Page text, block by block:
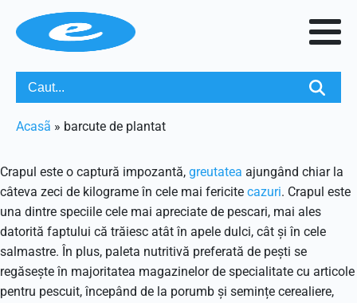
Acasã » barcute de plantat
Crapul este o captură impozantă, greutatea ajungând chiar la
câteva zeci de kilograme în cele mai fericite cazuri. Crapul este
una dintre speciile cele mai apreciate de pescari, mai ales
datorită faptului că trăiesc atât în apele dulci, cât și în cele
salmastre. În plus, paleta nutritivă preferată de pești se
regăsește în majoritatea magazinelor de specialitate cu articole
pentru pescuit, începând de la porumb și semințe cerealiere,